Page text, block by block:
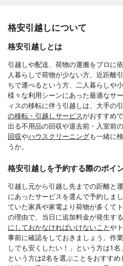
格安引越しについて
格安引越しとは
引越しや配送、荷物の運搬をプロに
人暮らしで荷物が少ない方、近距離
ちで運べるという方、二人暮らしや
様々な利用シーンにあった最適なサ
ィスの移転に伴う引越しは、大手の
の移転・引越しサービスがおすすめ
出る不用品の回収や退去前・入室前
回収やハウスクリーニングも一緒に
うか。
格安引越しを予約する際のポイ
引越し元から引越し先までの距離と
にあったサービスを選んで予約しま
ていた家具や家電より荷物が多くて
の理由で、当日に追加料金が発生す
にしておかなければいけないことや
事前に確認をしておきましょう。作
しでも安くしたい！」という方は1名
という方は2名を選ぶことをおすす